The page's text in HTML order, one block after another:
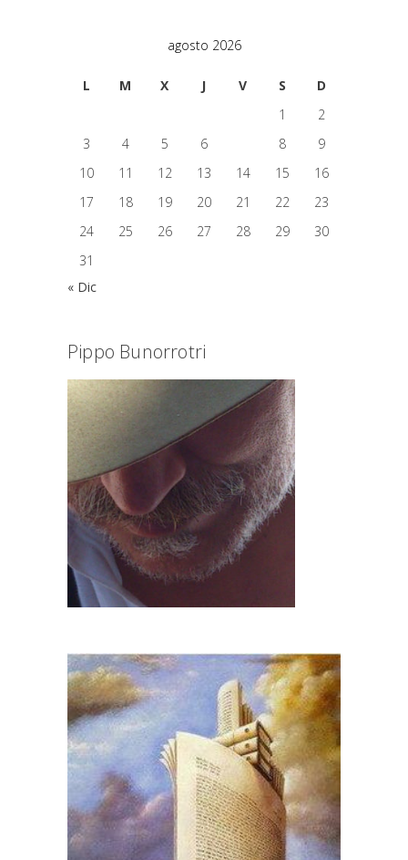
agosto 2026
L M X J V S
D
1
2
3
4 5 6 8
9
10
11 12 13 14 15
16
17
18 19 20 21 22
23
24
25 26 27 28 29
30
31
« Dic
Pippo Bunorrotri